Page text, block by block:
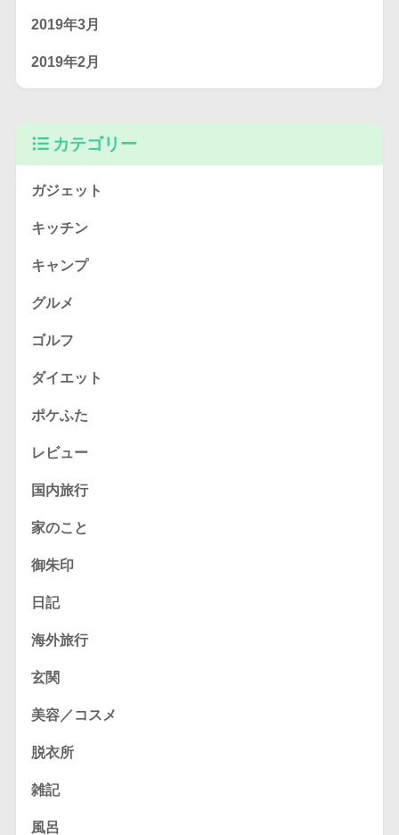
2019年3月
2019年2月
カテゴリー
ガジェット
キッチン
キャンプ
グルメ
ゴルフ
ダイエット
ポケふた
レビュー
国内旅行
家のこと
御朱印
日記
海外旅行
玄関
美容／コスメ
脱衣所
雑記
風呂